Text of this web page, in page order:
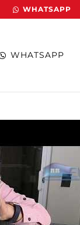
WHATSAPP
WHATSAPP